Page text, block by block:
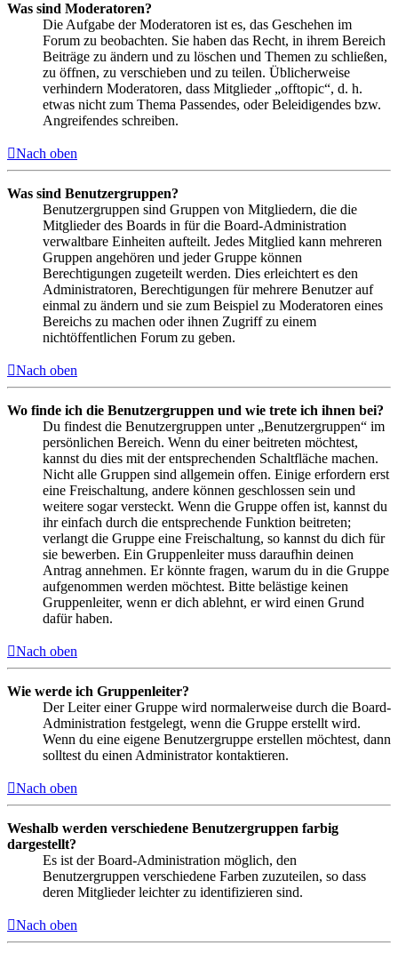
Was sind Moderatoren?
Die Aufgabe der Moderatoren ist es, das Geschehen im
Forum zu beobachten. Sie haben das Recht, in ihrem Bereich
Beiträge zu ändern und zu löschen und Themen zu schließen,
zu öffnen, zu verschieben und zu teilen. Üblicherweise
verhindern Moderatoren, dass Mitglieder „offtopic“, d. h.
etwas nicht zum Thema Passendes, oder Beleidigendes bzw.
Angreifendes schreiben.
Nach oben
Was sind Benutzergruppen?
Benutzergruppen sind Gruppen von Mitgliedern, die die
Mitglieder des Boards in für die Board-Administration
verwaltbare Einheiten aufteilt. Jedes Mitglied kann mehreren
Gruppen angehören und jeder Gruppe können
Berechtigungen zugeteilt werden. Dies erleichtert es den
Administratoren, Berechtigungen für mehrere Benutzer auf
einmal zu ändern und sie zum Beispiel zu Moderatoren eines
Bereichs zu machen oder ihnen Zugriff zu einem
nichtöffentlichen Forum zu geben.
Nach oben
Wo finde ich die Benutzergruppen und wie trete ich ihnen bei?
Du findest die Benutzergruppen unter „Benutzergruppen“ im
persönlichen Bereich. Wenn du einer beitreten möchtest,
kannst du dies mit der entsprechenden Schaltfläche machen.
Nicht alle Gruppen sind allgemein offen. Einige erfordern erst
eine Freischaltung, andere können geschlossen sein und
weitere sogar versteckt. Wenn die Gruppe offen ist, kannst du
ihr einfach durch die entsprechende Funktion beitreten;
verlangt die Gruppe eine Freischaltung, so kannst du dich für
sie bewerben. Ein Gruppenleiter muss daraufhin deinen
Antrag annehmen. Er könnte fragen, warum du in die Gruppe
aufgenommen werden möchtest. Bitte belästige keinen
Gruppenleiter, wenn er dich ablehnt, er wird einen Grund
dafür haben.
Nach oben
Wie werde ich Gruppenleiter?
Der Leiter einer Gruppe wird normalerweise durch die Board-
Administration festgelegt, wenn die Gruppe erstellt wird.
Wenn du eine eigene Benutzergruppe erstellen möchtest, dann
solltest du einen Administrator kontaktieren.
Nach oben
Weshalb werden verschiedene Benutzergruppen farbig
dargestellt?
Es ist der Board-Administration möglich, den
Benutzergruppen verschiedene Farben zuzuteilen, so dass
deren Mitglieder leichter zu identifizieren sind.
Nach oben